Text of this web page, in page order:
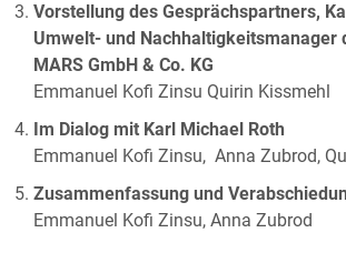
Vorstellung des Gesprächspartners,
Umwelt- und Nachhaltigkeitsmanager
MARS GmbH & Co. KG
Emmanuel Kofi Zinsu Quirin Kissmehl
Im Dialog mit Karl Michael Roth
Emmanuel Kofi Zinsu, Anna Zubrod,
Zusammenfassung und
Emmanuel Kofi Zinsu, Anna Zubrod